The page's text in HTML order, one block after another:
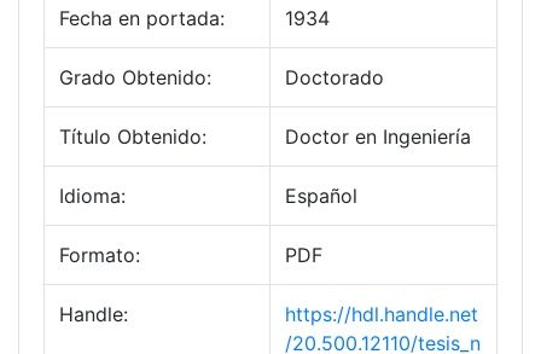
Fecha en portada: 1934
Grado Obtenido: Doctorado
Título Obtenido: Doctor en Ingeniería
Idioma: Español
Formato: PDF
Handle:
https://hdl.handle.net
/20.500.12110/tesis_n